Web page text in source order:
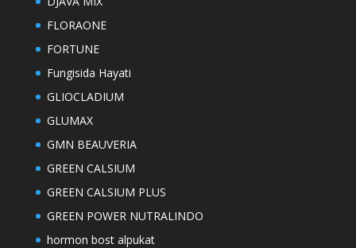
FLORAONE
FORTUNE
Fungisida Hayati
GLIOCLADIUM
GLUMAX
GMN BEAUVERIA
GREEN CALSIUM
GREEN CALSIUM PLUS
GREEN POWER NUTRALINDO
hormon bost alpukat